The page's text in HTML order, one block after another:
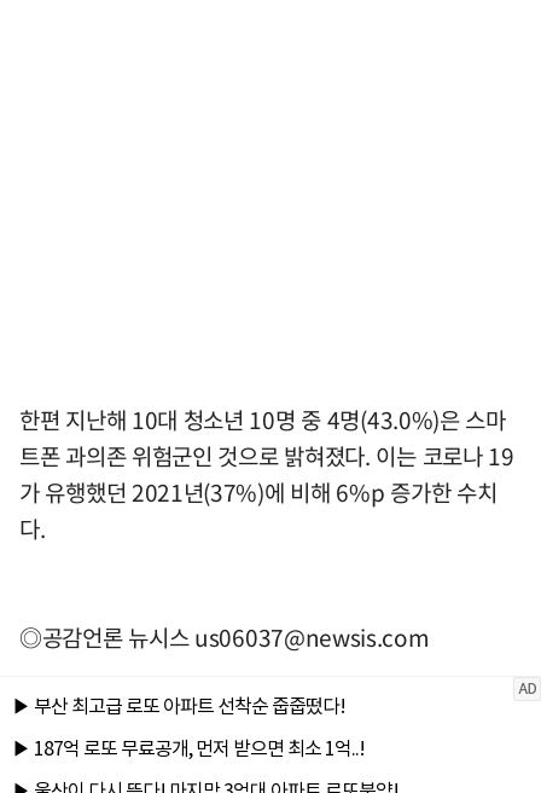
한편 지난해 10대 청소년 10명 중 4명(43.0%)은 스마
트폰 과의존 위험군인 것으로 밝혀졌다. 이는 코로나 19
가 유행했던 2021년(37%)에 비해 6%p 증가한 수치
다.
◎공감언론 뉴시스us06037@newsis.com